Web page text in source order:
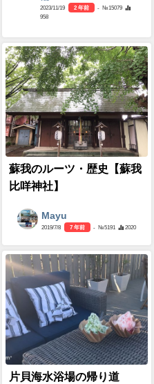
2023/11/19 2 年前
- №15079
958
蘇我のルーツ・歴史【蘇我
比咩神社】
Mayu
2019/7/8 7 年前 - №5191 2020
片貝海水浴場の帰り道